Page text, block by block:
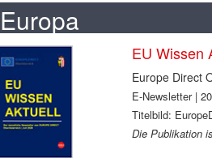
Europa
EU Wissen
Europe Direct
E-Newsletter |
Titelbild:
Die Publikation